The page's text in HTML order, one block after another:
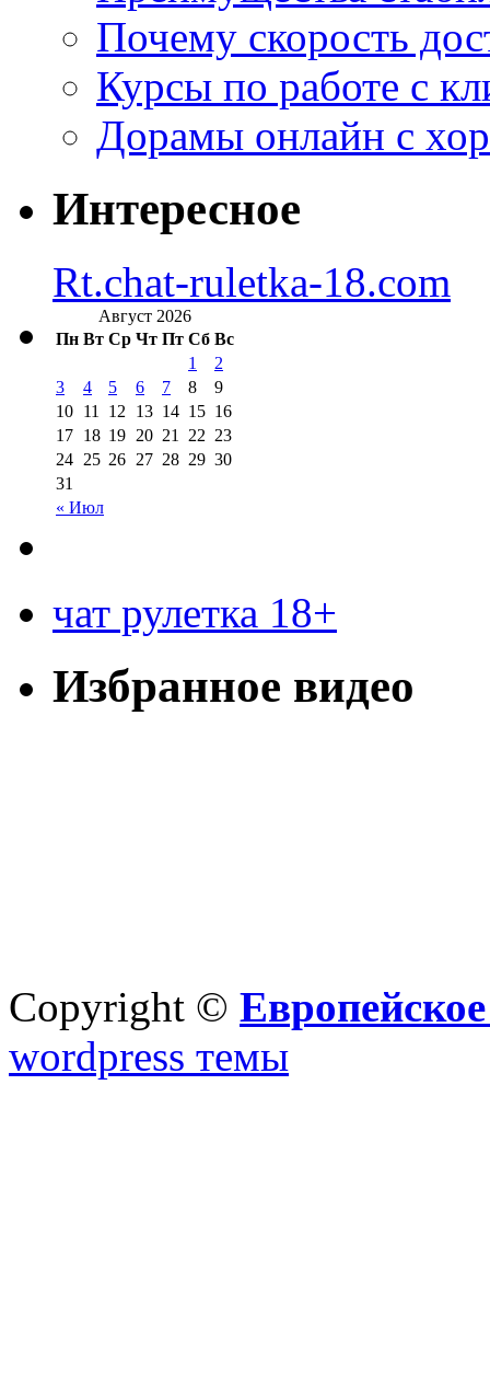
Почему скорость
Курсы по работе с
Дорамы онлайн с
Интересное
Rt.chat-ruletka-18.com
Август 2026
Пн Вт Ср Чт Пт Сб Вс
« Июл
1
2
3
4 5 6 7 8
9
10 11 12 13 14 15 16
17 18 19 20 21 22 23
24 25 26 27 28 29 30
31
чат рулетка 18+
Избранное видео
Copyright ©
wordpress темы